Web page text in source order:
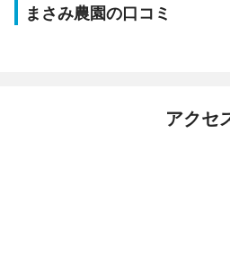
まさみ農園の口コミ
アクセ